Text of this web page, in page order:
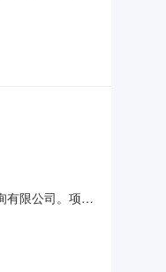
有限公司。项目
完成现场测